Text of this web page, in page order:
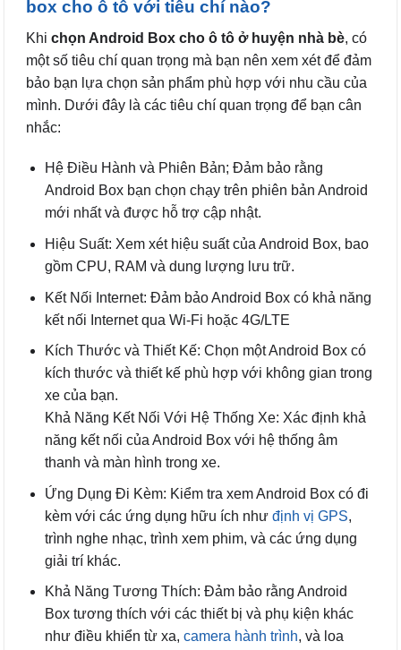
box cho ô tô với tiêu chí nào?
Khi chọn Android Box cho ô tô ở huyện nhà bè, có
một số tiêu chí quan trọng mà bạn nên xem xét để đảm
bảo bạn lựa chọn sản phẩm phù hợp với nhu cầu của
mình. Dưới đây là các tiêu chí quan trọng để bạn cân
nhắc:
Hệ Điều Hành và Phiên Bản; Đảm bảo rằng
Android Box bạn chọn chạy trên phiên bản Android
mới nhất và được hỗ trợ cập nhật.
Hiệu Suất: Xem xét hiệu suất của Android Box, bao
gồm CPU, RAM và dung lượng lưu trữ.
Kết Nối Internet: Đảm bảo Android Box có khả năng
kết nối Internet qua Wi-Fi hoặc 4G/LTE
Kích Thước và Thiết Kế: Chọn một Android Box có
kích thước và thiết kế phù hợp với không gian trong
xe của bạn.
Khả Năng Kết Nối Với Hệ Thống Xe: Xác định khả
năng kết nối của Android Box với hệ thống âm
thanh và màn hình trong xe.
Ứng Dụng Đi Kèm: Kiểm tra xem Android Box có đi
kèm với các ứng dụng hữu ích như định vị GPS,
trình nghe nhạc, trình xem phim, và các ứng dụng
giải trí khác.
Khả Năng Tương Thích: Đảm bảo rằng Android
Box tương thích với các thiết bị và phụ kiện khác
như điều khiển từ xa, camera hành trình, và loa